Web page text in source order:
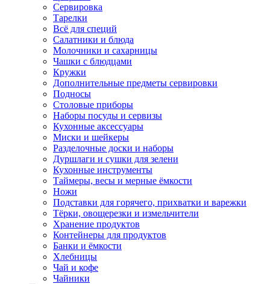
Сервировка
Тарелки
Всё для специй
Салатники и блюда
Молочники и сахарницы
Чашки с блюдцами
Кружки
Дополнительные предметы сервировки
Подносы
Столовые приборы
Наборы посуды и сервизы
Кухонные аксессуары
Миски и шейкеры
Разделочные доски и наборы
Дуршлаги и сушки для зелени
Кухонные инструменты
Таймеры, весы и мерные ёмкости
Ножи
Подставки для горячего, прихватки и варежки
Тёрки, овощерезки и измельчители
Хранение продуктов
Контейнеры для продуктов
Банки и ёмкости
Хлебницы
Чай и кофе
Чайники